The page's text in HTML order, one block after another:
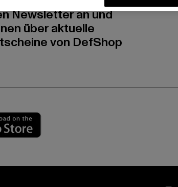
Newsletter an und
über aktuelle
von DefShop